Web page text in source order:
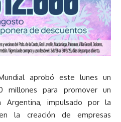
aprobó este lunes un
millones para promover un
Argentina, impulsado por la
la creación de empresas